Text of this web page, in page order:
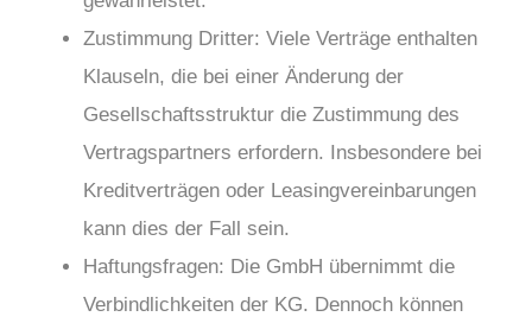
Zustimmung Dritter: Viele Verträge enthalten
Klauseln, die bei einer Änderung der
Gesellschaftsstruktur die Zustimmung des
Vertragspartners erfordern. Insbesondere bei
Kreditverträgen oder Leasingvereinbarungen
kann dies der Fall sein.
Haftungsfragen: Die GmbH übernimmt die
Verbindlichkeiten der KG. Dennoch können